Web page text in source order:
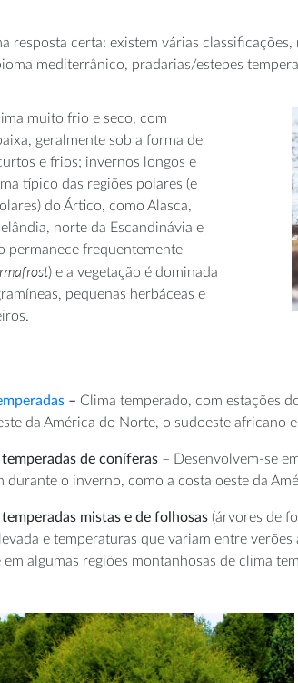
resposta certa: existem várias classificações,
mediterrânico, pradarias/estepes
muito frio e seco, com
geralmente sob a forma de
e frios; invernos longos e
típico das regiões polares (e
do Ártico, como Alasca,
norte da Escandinávia e
permanece frequentemente
) e a vegetação é dominada
pequenas herbáceas e
– Clima temperado, com estações
da América do Norte, o sudoeste africano
de coníferas – Desenvolvem-se
durante o inverno, como a costa oeste da
mistas e de folhosas (árvores de
e temperaturas que variam entre
em algumas regiões montanhosas de clima